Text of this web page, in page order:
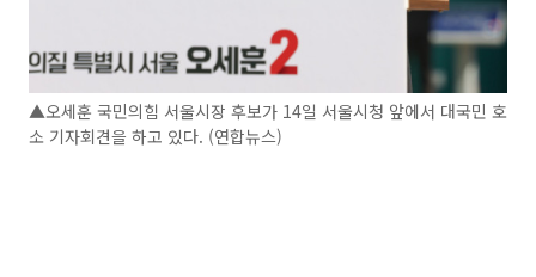
▲오세훈 국민의힘 서울시장 후보가 14일 서울시청 앞에서 대국민 호
소 기자회견을 하고 있다. (연합뉴스)